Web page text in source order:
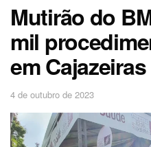
Mutirão do
mil
em Cajazeiras
4 de outubro de 2023